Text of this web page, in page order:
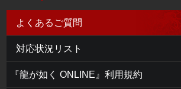
よくあるご質問
対応状況リスト
『龍が如く ONLINE』利用規約